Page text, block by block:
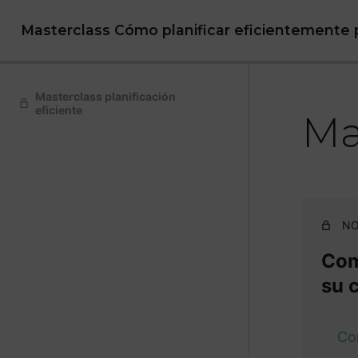
Masterclass Cómo planificar
Masterclass planificación
eficiente
su